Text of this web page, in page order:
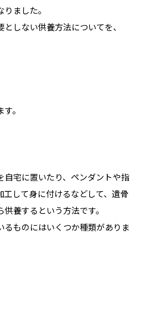
ました。
しない供養方法についてを、
。
自宅に置いたり、ペンダントや指
工して身に付けるなどして、遺骨
養するという方法です。
るものにはいくつか種類がありま